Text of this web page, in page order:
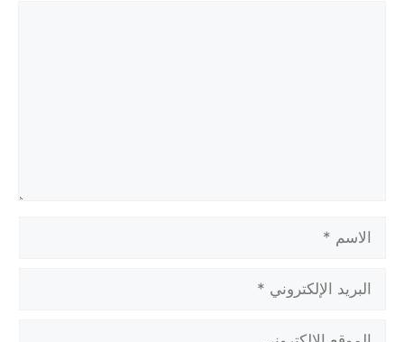
الاسم
البريد
الإلكتروني
الموقع